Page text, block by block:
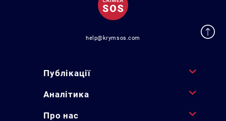
help@krymsos.com
Публікації
Аналітика
Про нас